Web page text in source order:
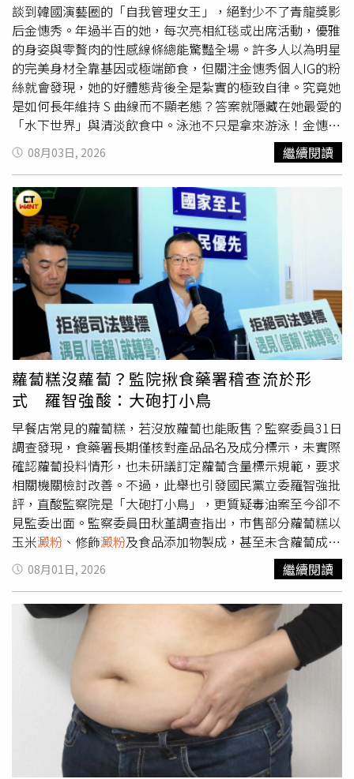
談到韓國演藝圈的「自我管理女王」，絕對少不了青龍獎影
后金憓秀。年過半百的她，每次亮相紅毯或出席活動，優雅
的身姿與零贅肉的性感線條總能驚豔全場。許多人以為明星
的完美身材全靠基因或極端節食，但關注金憓秀個人IG的粉
絲就會發現，她的好體態背後全是紮實的極致自律。究竟她
是如何長年維持 S 曲線而不顯老態？答案就隱藏在她最愛的
「水下世界」與清淡飲食中。泳池不只是拿來游泳！金憓秀
的「水中綜合訓練」點開金憓秀的 IG，經常能看到她身穿
全套防曬長袖泳衣，在水裡賣力揮汗的影片。但仔細觀察會
發現，她可不是隨便划划水而已！除了標準的自由式與仰
式，她更將泳池變成了個人健身房：逆流游泳（Endless
Pool）： 利用產生持續水流的設備，在原地抗衡阻力游
泳，極度考驗心肺耐力與核心穩定度。 水中跑步與踩腳踏
車： 在水底設定專用的跑步機（Underwater Treadmill）
快走或跑步。水流提供自然的阻力，不僅能加速脂肪燃燒，
還能減少體重對膝蓋與關節的衝擊。水中體操與核心伸展：
配合動感音樂，利用水的浮力拉伸全身肌肉，達到修飾全身
線條、緊實肚肉與手臂的效果。 這種低衝擊、高燃脂的運
動模式，正是熟齡女性保護骨骼、同時打造緊實肌肉的終極
秘密。 在 Instagram 查看這則貼文 從 Instagram 分享的貼
文 告別加工精緻澱粉 ，優質蛋白質才是性感關鍵除了多樣
化的運動之外，金憓秀在飲食上一向非常嚴格，但她絕不走
「餓肚子的極端減肥」路線，而是強調營養均衡與修復：遠
離三白（白米、白麵包、精製糖）： 她公開過自己幾乎不
吃快餐與精緻麵食，減少發炎反應並預防肌膚老化，另外他
也很喜歡蕃茄跟花椰菜這類型的營養食材。蛋白質優先：
身為「瘦身不瘦胸」代表，她的菜單以原型蛋白質（肉類、
海鮮、雞蛋）為主。在水下高強度訓練後，她會補充豐富的
抗氧化水果（如藍莓、草莓等）與蛋白質，幫助肌肉修復。
遵守間歇性斷食與充足睡眠： 保持每日至少 12 小時的空腹
期，並確保午夜前入睡、睡滿 7 小時，讓身體有足夠時間代
謝修復。 在 Instagram 查看這則貼文 從 Instagram 分享的
貼文 找到適合自己的節奏，將「自律」變成生活儀式感金
憓秀曾坦言，自己其實並不總是熱愛運動，但她找到了能讓
自己持之以恆的方式。不論是快走、泰拳、EMS（電刺激訓
練）還是水中運動，她不斷嘗試新的鍛鍊體驗。 她的凍齡
心態告訴我們：減肥不該是懲罰自己的過程，而是找到一種
能優雅地與身體對話、展現生命力的方式。 只要建立起屬
於自己的生活節奏，時間就不再是健康的敵人，而是散發女
人味的養分。 在 Instagram 查看這則貼文 從 Instagram 分
享的貼文
08月03日, 2026 繼續閱讀
蘿蔔糕沒蘿蔔？監院揪食藥署稽查流於形
式 羅智強酸：大砲打小鳥
早餐店常見的蘿蔔糕，若沒放蘿蔔也能販售？監察委員31日
調查發現，食藥署長期僅核對產品品名及成分標示，未實際
確認蘿蔔投料情形，也未研議訂定蘿蔔含量標示規範，要求
相關機關檢討改善。不過，此舉也引發國民黨立委羅智強批
評，直酸監察院是「大砲打小鳥」，更質疑毒油案至今卻不
見監委出面。監察委員田秋堇調查指出，市售部分蘿蔔糕以
玉米澱粉 、修飾澱粉及食品添加物製成，甚至未含蘿蔔成
分，但食藥署多年來僅以產品品名與成分標示等「文字核
對」方式認定符合規定，未研議建立蘿蔔含量標示規範。此
未檢討現行限量規範的合理性，因此促請食藥署檢討改善。
不過，羅智強表示，「真的要肯定田秋堇等監察委員，做這
種大砲打小鳥的事情，這種沒事找事幹的精神，再度驗證監
察院在民進黨執政下就是個廢物單位」；他強調，現在全台
灣都在關心的毒油案，唯獨不見監察委員出來說句話。
08月01日, 2026 繼續閱讀